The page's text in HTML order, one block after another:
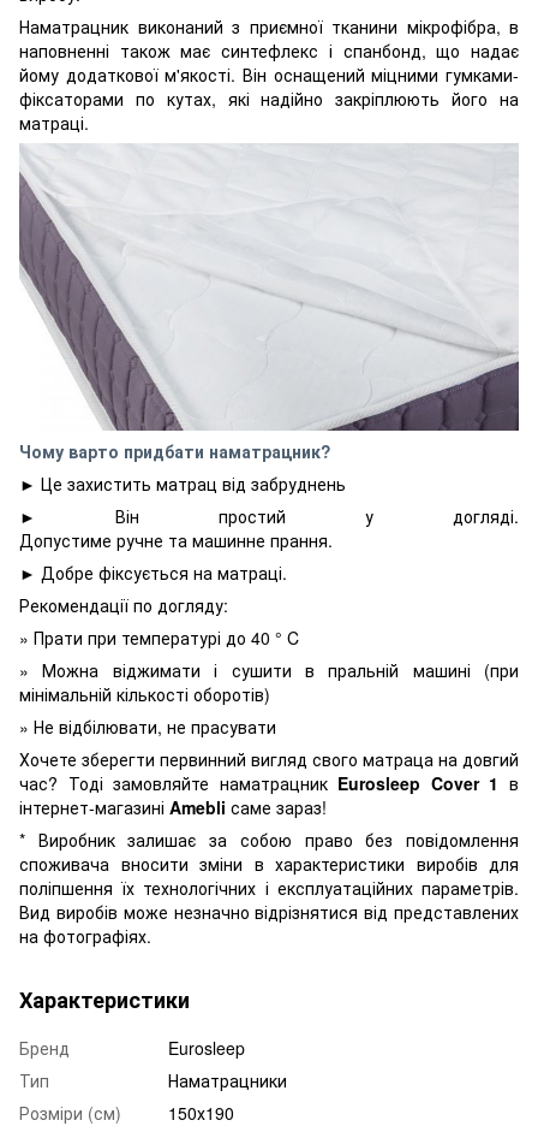
Наматрацник виконаний з приємної тканини мікрофібра, в
наповненні також має синтефлекс і спанбонд, що надає
йому додаткової м'якості. Він оснащений міцними гумками-
фіксаторами по кутах, які надійно закріплюють його на
матраці.
Чому варто придбати наматрацник?
► Це захистить матрац від забруднень
► Він простий у догляді.
Допустиме ручне та машинне прання.
► Добре фіксується на матраці.
Рекомендації по догляду:
» Прати при температурі до 40 ° C
» Можна віджимати і сушити в пральній машині (при
мінімальній кількості оборотів)
» Не відбілювати, не прасувати
Хочете зберегти первинний вигляд свого матраца на довгий
час? Тоді замовляйте наматрацникEurosleep Cover 1 в
інтернет-магазині Amebli саме зараз!
* Виробник залишає за собою право без повідомлення
споживача вносити зміни в характеристики виробів для
поліпшення їх технологічних і експлуатаційних параметрів.
Вид виробів може незначно відрізнятися від представлених
на фотографіях.
Характеристики
Бренд
Eurosleep
Тип
Наматрацники
Розміри (см)
150х190